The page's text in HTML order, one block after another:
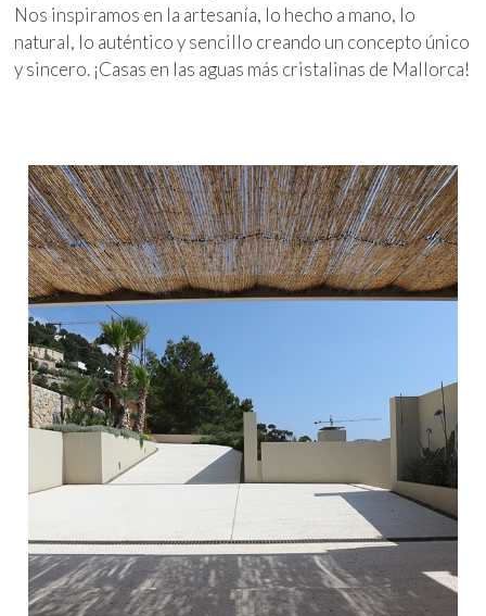
Nos inspiramos en la artesanía, lo hecho a mano, lo
natural, lo auténtico y sencillo creando un concepto único
y sincero. ¡Casas en las aguas más cristalinas de Mallorca!